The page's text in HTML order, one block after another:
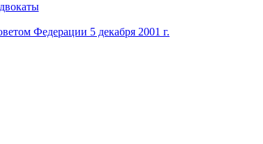
Федерации 5 декабря 2001 г.